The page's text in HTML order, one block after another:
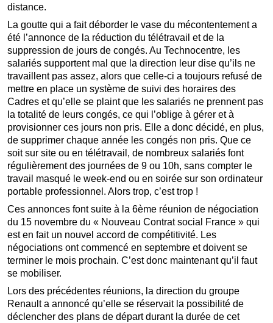
distance.
La goutte qui a fait déborder le vase du mécontentement a
été l’annonce de la réduction du télétravail et de la
suppression de jours de congés. Au Technocentre, les
salariés supportent mal que la direction leur dise qu’ils ne
travaillent pas assez, alors que celle-ci a toujours refusé de
mettre en place un système de suivi des horaires des
Cadres et qu’elle se plaint que les salariés ne prennent pas
la totalité de leurs congés, ce qui l’oblige à gérer et à
provisionner ces jours non pris. Elle a donc décidé, en plus,
de supprimer chaque année les congés non pris. Que ce
soit sur site ou en télétravail, de nombreux salariés font
régulièrement des journées de 9 ou 10h, sans compter le
travail masqué le week-end ou en soirée sur son ordinateur
portable professionnel. Alors trop, c’est trop !
Ces annonces font suite à la 6ème réunion de négociation
du 15 novembre du « Nouveau Contrat social France » qui
est en fait un nouvel accord de compétitivité. Les
négociations ont commencé en septembre et doivent se
terminer le mois prochain. C’est donc maintenant qu’il faut
se mobiliser.
Lors des précédentes réunions, la direction du groupe
Renault a annoncé qu’elle se réservait la possibilité de
déclencher des plans de départ durant la durée de cet